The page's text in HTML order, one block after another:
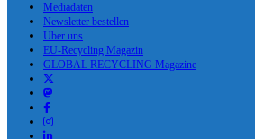
Mediadaten
Newsletter bestellen
Über uns
EU-Recycling Magazin
GLOBAL RECYCLING Magazine